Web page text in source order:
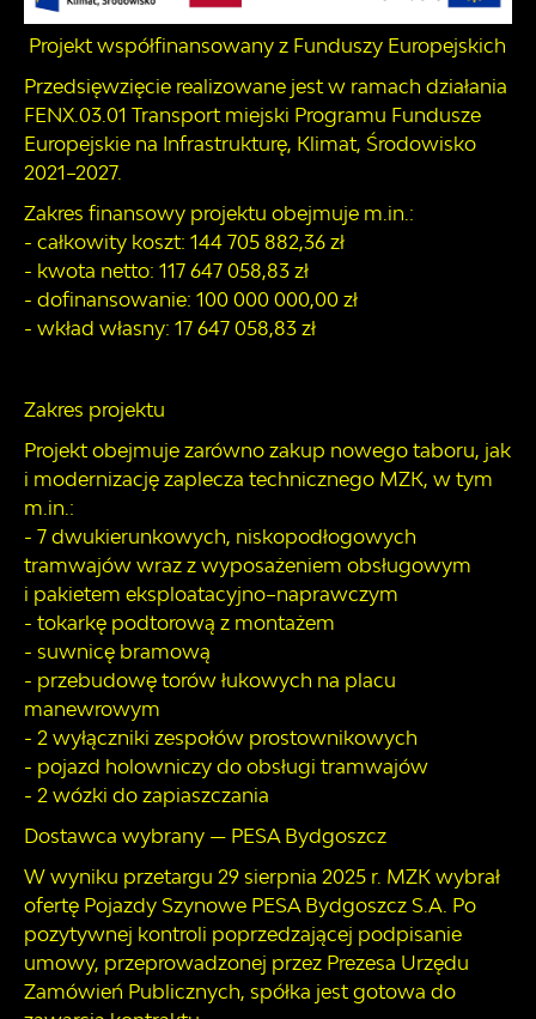
Projekt współfinansowany z Funduszy Europejskich
Przedsięwzięcie realizowane jest w ramach działania
FENX.03.01 Transport miejski Programu Fundusze
Europejskie na Infrastrukturę, Klimat, Środowisko
2021–2027.
Zakres finansowy projektu obejmuje m.in.:
- całkowity koszt: 144 705 882,36 zł
- kwota netto: 117 647 058,83 zł
- dofinansowanie: 100 000 000,00 zł
- wkład własny: 17 647 058,83 zł
Zakres projektu
Projekt obejmuje zarówno zakup nowego taboru, jak
i modernizację zaplecza technicznego MZK, w tym
m.in.:
- 7 dwukierunkowych, niskopodłogowych
tramwajów wraz z wyposażeniem obsługowym
i pakietem eksploatacyjno–naprawczym
- tokarkę podtorową z montażem
- suwnicę bramową
- przebudowę torów łukowych na placu
manewrowym
- 2 wyłączniki zespołów prostownikowych
- pojazd holowniczy do obsługi tramwajów
- 2 wózki do zapiaszczania
Dostawca wybrany — PESA Bydgoszcz
W wyniku przetargu 29 sierpnia 2025 r. MZK wybrał
ofertę Pojazdy Szynowe PESA Bydgoszcz S.A. Po
pozytywnej kontroli poprzedzającej podpisanie
umowy, przeprowadzonej przez Prezesa Urzędu
Zamówień Publicznych, spółka jest gotowa do